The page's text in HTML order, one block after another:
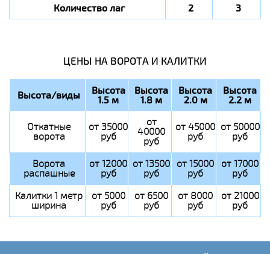
Количество лаг 2 3
ЦЕНЫ НА ВОРОТА И КАЛИТКИ
Высота/виды Высота
1.5 м
Высота
1.8 м
Высота
2.0 м
Высота
2.2 м
Откатные
ворота
от 35000
руб
от
40000
руб
от 45000
руб
от 50000
руб
Ворота
распашные
от 12000
руб
от 13500
руб
от 15000
руб
от 17000
руб
Калитки 1 метр
ширина
от 5000
руб
от 6500
руб
от 8000
руб
от 21000
руб